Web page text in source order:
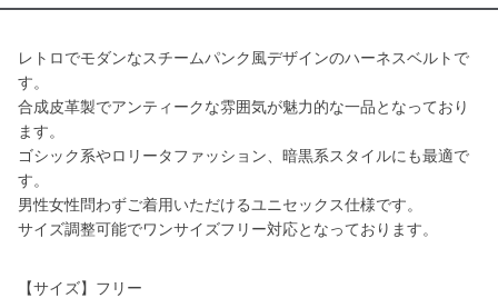
レトロでモダンなスチームパンク風デザインのハーネスベルトで
す。
合成皮革製でアンティークな雰囲気が魅力的な一品となっており
ます。
ゴシック系やロリータファッション、暗黒系スタイルにも最適で
す。
男性女性問わずご着用いただけるユニセックス仕様です。
サイズ調整可能でワンサイズフリー対応となっております。
【サイズ】フリー